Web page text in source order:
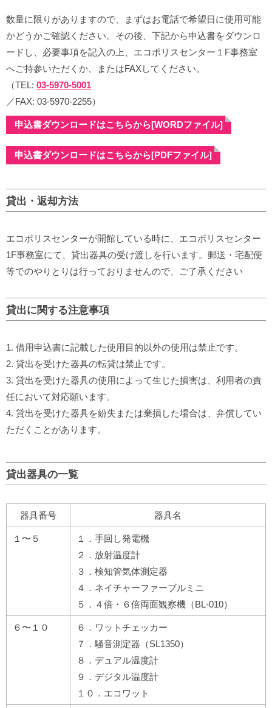
数量に限りがありますので、まずはお電話で希望日に使用可能
かどうかご確認ください。その後、下記から申込書をダウンロ
ードし、必要事項を記入の上、エコポリスセンター１F事務室
へご持参いただくか、またはFAXしてください。
（TEL: 03-5970-5001
／FAX: 03-5970-2255）
申込書ダウンロードはこちらから[WORDファイル]
申込書ダウンロードはこちらから[PDFファイル]
貸出・返却方法
エコポリスセンターが開館している時に、エコポリスセンター
1F事務室にて、貸出器具の受け渡しを行います。郵送・宅配便
等でのやりとりは行っておりませんので、ご了承ください
貸出に関する注意事項
借用申込書に記載した使用目的以外の使用は禁止です。
貸出を受けた器具の転貸は禁止です。
貸出を受けた器具の使用によって生じた損害は、利用者の責
任において対応願います。
貸出を受けた器具を紛失または棄損した場合は、弁償してい
ただくことがあります。
貸出器具の一覧
器具番号 器具名
１〜５
１．手回し発電機
２．放射温度計
３．検知管気体測定器
４．ネイチャーファーブルミニ
５．４倍・６倍両面観察機（BL-010）
６〜１０
６．ワットチェッカー
７．騒音測定器（SL1350）
８．デュアル温度計
９．デジタル温度計
１０．エコワット